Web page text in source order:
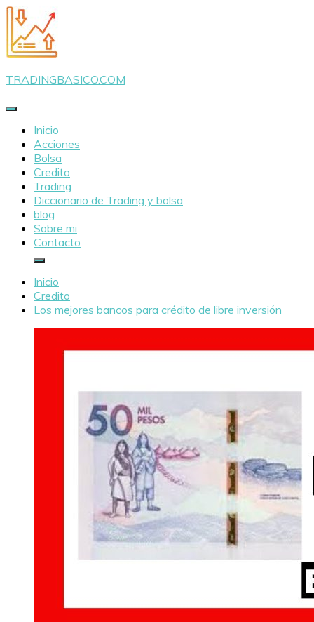
Saltar
al
contenido
TRADINGBASICO.COM
Inicio
Acciones
Bolsa
Credito
Trading
Diccionario de Trading y bolsa
blog
Sobre mi
Contacto
Inicio
Credito
Los mejores bancos para crédito de libre inversión